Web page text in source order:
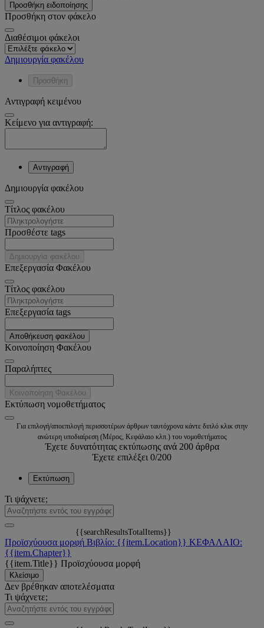
Προσθήκη ειδοποίησης
Προσθήκη στον φάκελο
Διαθέσιμοι φάκελοι
Δημιουργία φακέλου
Προσθήκη
Αντιγραφή κειμένου
Κείμενο για αντιγραφή:
Αντιγραφή
Δημιουργία φακέλου
Tίτλος φακέλου
Προσθέστε tags
Δημιουργία φακέλου
Επεξεργασία Φακέλου
Tίτλος φακέλου
Επεξεργασία tags
Αποθήκευση φακέλου
Κοινοποίηση Φακέλου
Παραλήπτες
Κοινοποίηση Φακέλου
Εκτύπωση νομοθετήματος
Για επιλογή/αποεπιλογή περισσοτέρων άρθρων ταυτόχρονα κάντε διπλό κλικ στην
ανώτερη υποδιαίρεση (Μέρος, Κεφάλαιο κλπ.) του νομοθετήματος
Έχετε δυνατότητας εκτύπωσης ανά 200 άρθρα
Έχετε επιλέξει 0/200
Εκτύπωση
Τι ψάχνετε;
{{searchResultsTotalItems}}
Προϊσχύουσα μορφή Βιβλίο: {{item.Location}} ΚΕΦΑΛΑΙΟ:
{{item.Chapter}}
{{item.Title}} Προϊσχύουσα μορφή
Κλείσιμο
Δεν βρέθηκαν αποτελέσματα
Τι ψάχνετε;